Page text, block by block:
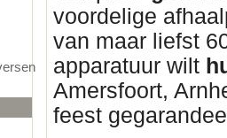
voordelige
van maar liefst
apparatuur wilt
Amersfoort,
feest